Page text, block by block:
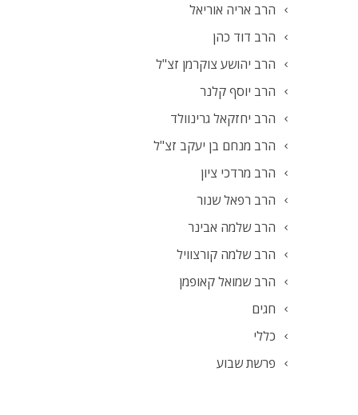
הרב אריה אוריאל
הרב דוד כהן
הרב יהושע צוקרמן זצ"ל
הרב יוסף קלנר
הרב יחזקאל גרינוולד
הרב מנחם בן יעקב זצ"ל
הרב מרדכי ציון
הרב רפאל שנור
הרב שלמה אבינר
הרב שלמה קורצוויל
הרב שמואל קאופמן
חגים
כללי
פרשת שבוע